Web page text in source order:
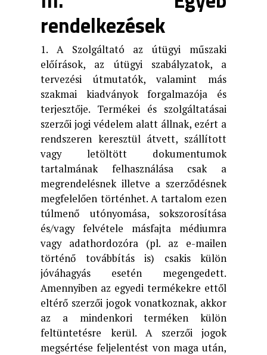
rendelkezések
1. A Szolgáltató az útügyi műszaki
előírások, az útügyi szabályzatok, a
tervezési útmutatók, valamint más
szakmai kiadványok forgalmazója és
terjesztője. Termékei és szolgáltatásai
szerzői jogi védelem alatt állnak, ezért a
rendszeren keresztül átvett, szállított
vagy letöltött dokumentumok
tartalmának felhasználása csak a
megrendelésnek illetve a szerződésnek
megfelelően történhet. A tartalom ezen
túlmenő utónyomása, sokszorosítása
és/vagy felvétele másfajta médiumra
vagy adathordozóra (pl. az e-mailen
történő továbbítás is) csakis külön
jóváhagyás esetén megengedett.
Amennyiben az egyedi termékekre ettől
eltérő szerzői jogok vonatkoznak, akkor
az a mindenkori terméken külön
feltüntetésre kerül. A szerzői jogok
megsértése feljelentést von maga után,